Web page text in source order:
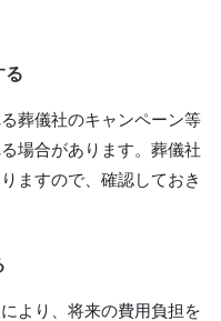
葬儀社のキャンペーン等
場合があります。葬儀社
ますので、確認しておき
より、将来の費用負担を